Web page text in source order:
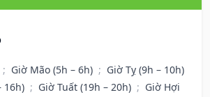
; Giờ Mão (5h – 6h) ; Giờ Tỵ (9h – 10h)
16h) ; Giờ Tuất (19h – 20h) ; Giờ Hợi